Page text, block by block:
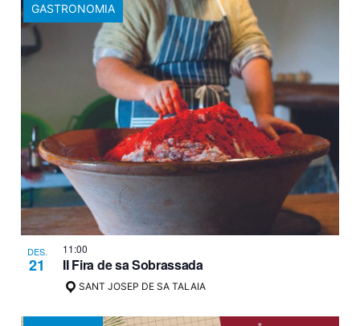
GASTRONOMIA
DES.
21
11:00
II Fira de sa Sobrassada
SANT JOSEP DE SA TALAIA